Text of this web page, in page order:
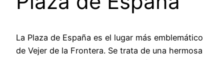
La Plaza de España es el lugar más emblemático
de Vejer de la Frontera. Se trata de una hermosa